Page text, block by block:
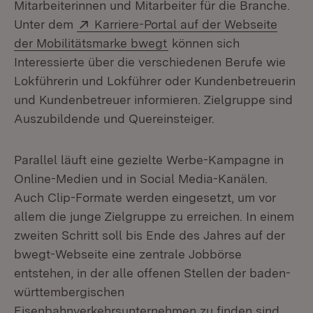
Mitarbeiterinnen und Mitarbeiter für die Branche.
Unter dem
Extern:
Karriere-Portal auf der Webseite
der Mobilitätsmarke bwegt (Öffnet in neuem Fenster)
können sich
Interessierte über die verschiedenen Berufe wie
Lokführerin und Lokführer oder Kundenbetreuerin
und Kundenbetreuer informieren. Zielgruppe sind
Auszubildende und Quereinsteiger.
Parallel läuft eine gezielte Werbe-Kampagne in
Online-Medien und in Social Media-Kanälen.
Auch Clip-Formate werden eingesetzt, um vor
allem die junge Zielgruppe zu erreichen. In einem
zweiten Schritt soll bis Ende des Jahres auf der
bwegt-Webseite eine zentrale Jobbörse
entstehen, in der alle offenen Stellen der baden-
württembergischen